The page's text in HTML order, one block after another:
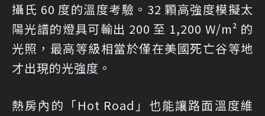
攝氏 60 度的溫度考驗。32 顆高強度模擬太
陽光譜的燈具可輸出 200 至 1,200 W/m² 的
光照，最高等級相當於僅在美國死亡谷等地
才出現的光強度。
熱房內的「Hot Road」也能讓路面溫度維